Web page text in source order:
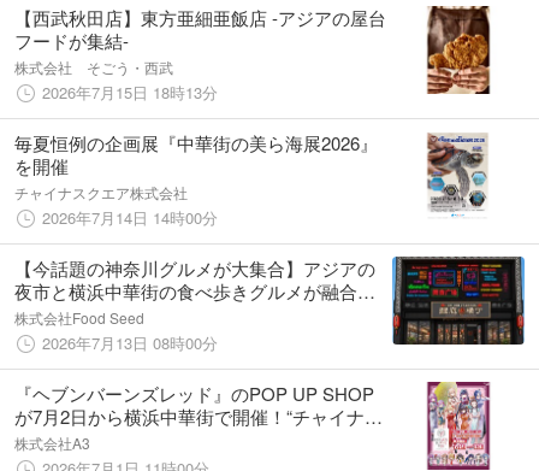
【西武秋田店】東方亜細亜飯店 -アジアの屋台
フードが集結-
株式会社 そごう・西武
2026年7月15日 18時13分
毎夏恒例の企画展『中華街の美ら海展2026』
を開催
チャイナスクエア株式会社
2026年7月14日 14時00分
【今話題の神奈川グルメが大集合】アジアの
夜市と横浜中華街の食べ歩きグルメが融合し
た新名所「鯉恋横丁（こいこいよこちょ
う）」がオープンまであと2日！個性豊かな飲
食店10店舗が7月15日（水）同時オープン
株式会社Food Seed
2026年7月13日 08時00分
『ヘブンバーンズレッド』のPOP UP SHOP
が7月2日から横浜中華街で開催！“チャイナド
レス”がテーマの等身描き下ろし＆ミニキャラ
イラストを使用した新作グッズが登場
株式会社A3